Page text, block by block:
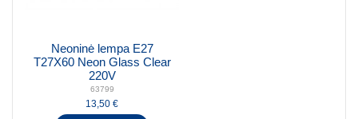
Neoninė lempa E27
T27X60 Neon Glass Clear
220V
63799
13,50 €